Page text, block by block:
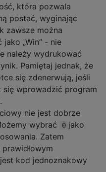
która pozwala
postać, wyginając
zawsze można
„Win” - nie
należy wydrukować
Pamiętaj jednak, że
się zdenerwują, jeśli
się wprowadzić program
nie jest dobrze
wybrać
0 jako
Zatem
kod jednoznakowy